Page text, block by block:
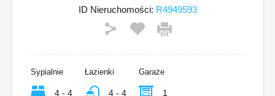
ID Nieruchomości: R4949593
Sypialnie
4 - 4
Łazienki
4 - 4
Garaże
1